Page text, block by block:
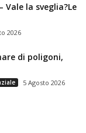
Vale la sveglia?Le
2026
di poligoni,
5 Agosto 2026